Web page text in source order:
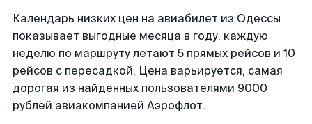
Календарь низких цен на авиабилет из Одессы
показывает выгодные месяца в году, каждую
неделю по маршруту летают 5 прямых рейсов и 10
рейсов с пересадкой. Цена варьируется, самая
дорогая из найденных пользователями 9000
рублей авиакомпанией Аэрофлот.